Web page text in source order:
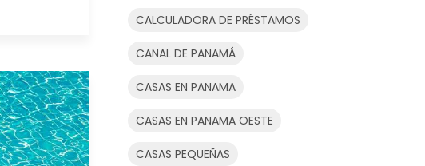
CALCULADORA DE PRÉSTAMOS
CANAL DE PANAMÁ
CASAS EN PANAMA
CASAS EN PANAMA OESTE
CASAS PEQUEÑAS